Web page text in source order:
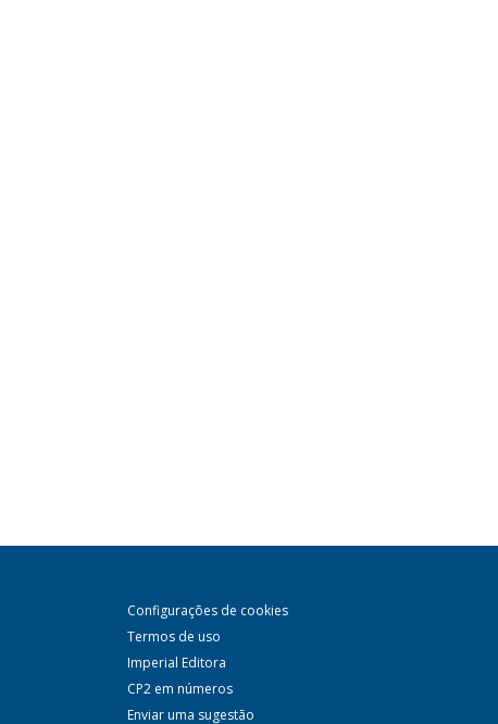
Configurações de cookies
Termos de uso
Imperial Editora
CP2 em números
Enviar uma sugestão